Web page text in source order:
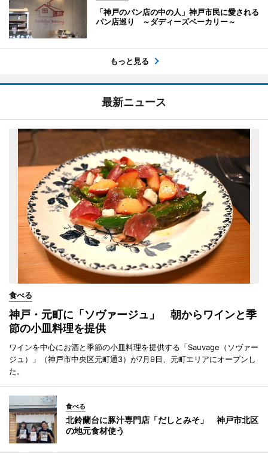
「神戸のパン店の中の人」神戸市民に愛される
パン店巡り ～ダディーズベーカリー～
もっと見る
最新ニュース
食べる
神戸・元町に「ソヴァージュ」 朝からワインと季
節の小皿料理を提供
ワインを中心にお酒と季節の小皿料理を提供する「Sauvage（ソヴァー
ジュ）」（神戸市中央区元町通3）が7月9日、元町エリアにオープンし
た。
食べる
北鈴蘭台に豚汁専門店「だしとみそ」 神戸市北区
の地元食材使う